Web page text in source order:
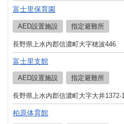
富士里保育園
AED設置施設 指定避難所
長野県上水内郡信濃町大字穂波446
富士里支館
AED設置施設 指定避難所
長野県上水内郡信濃町大字大井1372-1
柏原体育館